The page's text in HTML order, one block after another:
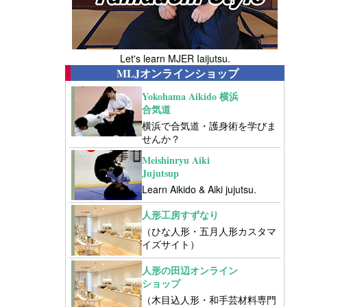
Let's learn MJER Iaijutsu.
MLJオンラインショップ
Yokohama Aikido 横浜
合気道
横浜で合気道・護身術を学びま
せんか？
Meishinryu Aiki
Jujutsup
Learn Aikido & Aiki jujutsu.
人形工房すずなり
（ひな人形・五月人形カスタマ
イズサイト）
人形の田辺オンライン
ショップ
（木目込人形・和手芸材料専門